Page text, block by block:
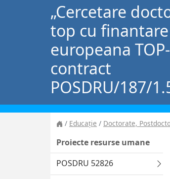
„Cercetare
top cu finantare
europeana
contract
POSDRU/187/
Educație Doctorate,
Proiecte resurse umane
POSDRU 52826